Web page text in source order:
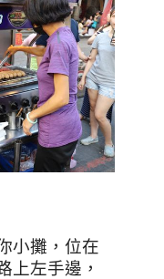
小攤，位在
上左手邊，